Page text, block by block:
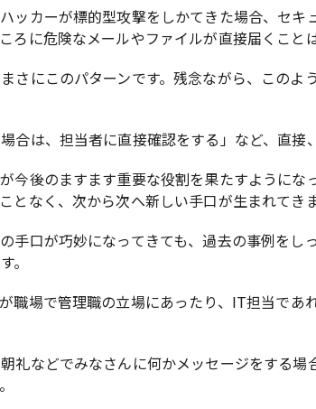
ッカーが標的型攻撃をしかてきた場合、セ
ろに危険なメールやファイルが直接届くこと
さにこのパターンです。残念ながら、この
合は、担当者に直接確認をする」など、直接
今後のますます重要な役割を果たすように
となく、次から次へ新しい手口が生まれてきま
手口が巧妙になってきても、過去の事例を
。
職場で管理職の立場にあったり、IT担当で
礼などでみなさんに何かメッセージをする